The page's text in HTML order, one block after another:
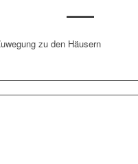
zu den Häusern